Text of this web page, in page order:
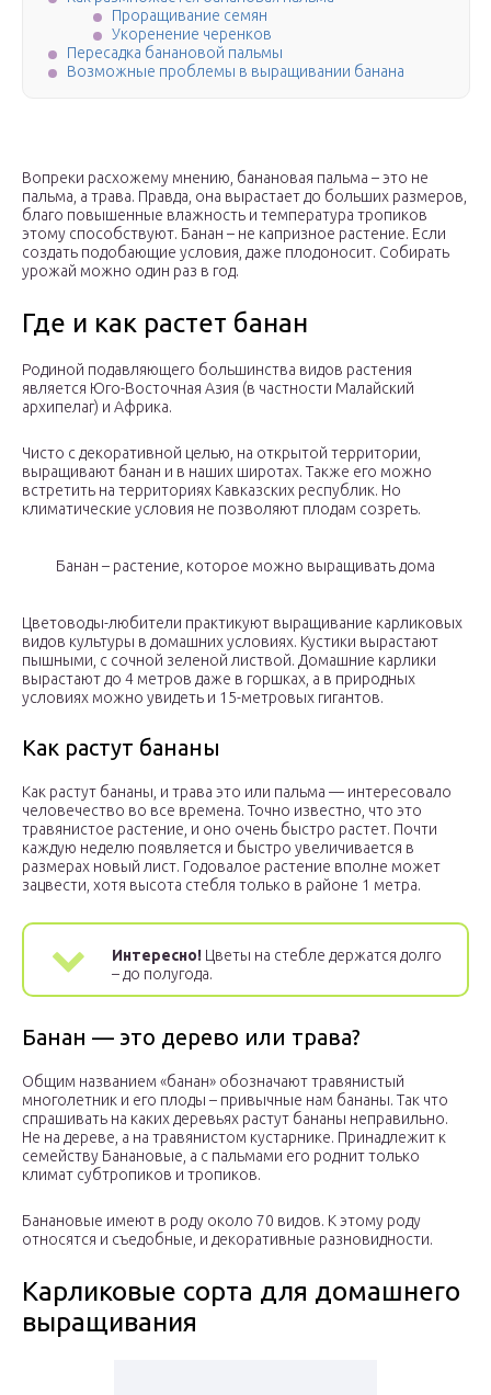
Проращивание семян
Укоренение черенков
Пересадка банановой пальмы
Возможные проблемы в выращивании банана
Вопреки расхожему мнению, банановая пальма – это не
пальма, а трава. Правда, она вырастает до больших размеров,
благо повышенные влажность и температура тропиков
этому способствуют. Банан – не капризное растение. Если
создать подобающие условия, даже плодоносит. Собирать
урожай можно один раз в год.
Где и как растет банан
Родиной подавляющего большинства видов растения
является Юго-Восточная Азия (в частности Малайский
архипелаг) и Африка.
Чисто с декоративной целью, на открытой территории,
выращивают банан и в наших широтах. Также его можно
встретить на территориях Кавказских республик. Но
климатические условия не позволяют плодам созреть.
Банан – растение, которое можно выращивать дома
Цветоводы-любители практикуют выращивание карликовых
видов культуры в домашних условиях. Кустики вырастают
пышными, с сочной зеленой листвой. Домашние карлики
вырастают до 4 метров даже в горшках, а в природных
условиях можно увидеть и 15-метровых гигантов.
Как растут бананы
Как растут бананы, и трава это или пальма — интересовало
человечество во все времена. Точно известно, что это
травянистое растение, и оно очень быстро растет. Почти
каждую неделю появляется и быстро увеличивается в
размерах новый лист. Годовалое растение вполне может
зацвести, хотя высота стебля только в районе 1 метра.
Интересно! Цветы на стебле держатся долго
– до полугода.
Банан — это дерево или трава?
Общим названием «банан» обозначают травянистый
многолетник и его плоды – привычные нам бананы. Так что
спрашивать на каких деревьях растут бананы неправильно.
Не на дереве, а на травянистом кустарнике. Принадлежит к
семейству Банановые, а с пальмами его роднит только
климат субтропиков и тропиков.
Банановые имеют в роду около 70 видов. К этому роду
относятся и съедобные, и декоративные разновидности.
Карликовые сорта для домашнего
выращивания